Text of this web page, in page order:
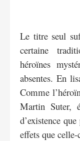
Le titre seul
certaine
héroïnes
absentes. En
Comme
Martin Suter,
d’existence
effets que